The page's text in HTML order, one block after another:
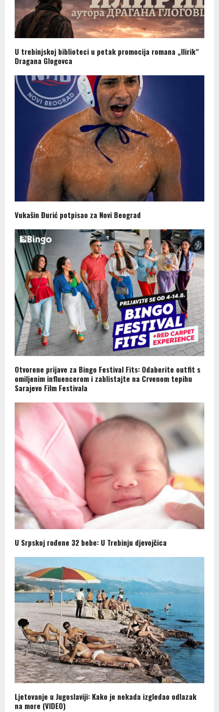
U trebinjskoj biblioteci u petak promocija romana „Ilirik“
Dragana Glogovca
Vukašin Đurić potpisao za Novi Beograd
Otvorene prijave za Bingo Festival Fits: Odaberite outfit s
omiljenim influencerom i zablistajte na Crvenom tepihu
Sarajevo Film Festivala
U Srpskoj rođene 32 bebe: U Trebinju djevojčica
Ljetovanje u Jugoslaviji: Kako je nekada izgledao odlazak
na more (VIDEO)